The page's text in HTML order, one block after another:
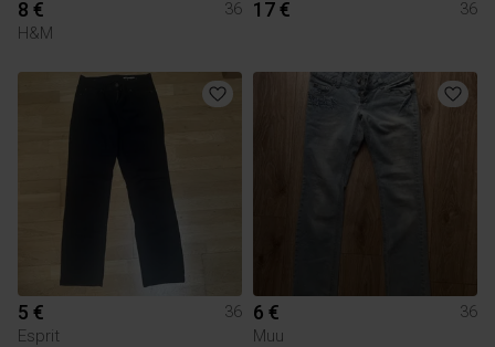
8 €
36
H&M
17 € 36
5 €
36
Esprit
6 €
36
Muu